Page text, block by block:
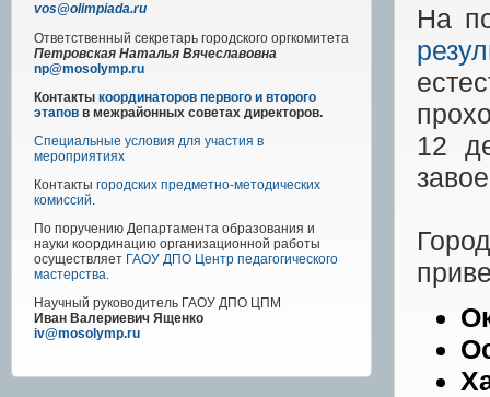
vos@olimpiada.ru
Ответственный секретарь городского оргкомитета
Петровская Наталья Вячеславовна
np@mosolymp.ru
Контакты координаторов первого и второго
этапов в межрайонных советах директоров.
Специальные условия для участия в
мероприятиях
Контакты городских предметно-методических
комиссий.
По поручению Департамента образования и
науки координацию организационной работы
осуществляет ГАОУ ДПО Центр педагогического
мастерства.
Научный руководитель ГАОУ ДПО ЦПМ
Иван Валериевич Ященко
iv@mosolymp.ru
На
12